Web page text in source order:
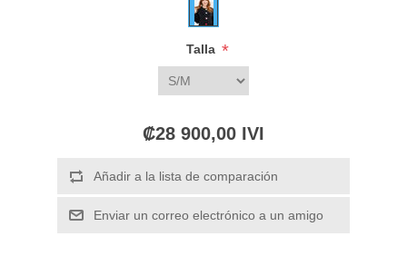
Talla *
₡28 900,00 IVI